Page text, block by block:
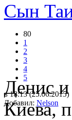
Сын
80
1
2
3
4
5
в 18:13 (25.06.2015)
Добавил: Nelson
Денис и
Киева,